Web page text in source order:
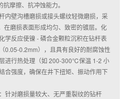
摩擦、抗冲蚀能力。
内壁沟槽磨损或接头螺纹轻微磨损，采
在磨损表面形成均匀、致密的镀层。化
学反应使镍 - 磷合金颗粒沉积在钻杆表
0.05-0.2mm），且具有良好的耐腐蚀性
进行热处理（如 200-300℃保温 1-2 小
合强度，确保在井下扭矩、振动作用下
针对磨损量较大、无严重裂纹的钻杆